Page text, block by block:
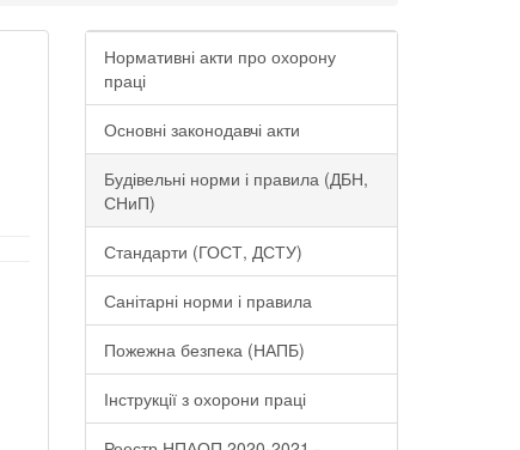
Нормативні акти про охорону
праці
Основні законодавчі акти
Будівельні норми і правила (ДБН,
СНиП)
Стандарти (ГОСТ, ДСТУ)
Санітарні норми і правила
Пожежна безпека (НАПБ)
Інструкції з охорони праці